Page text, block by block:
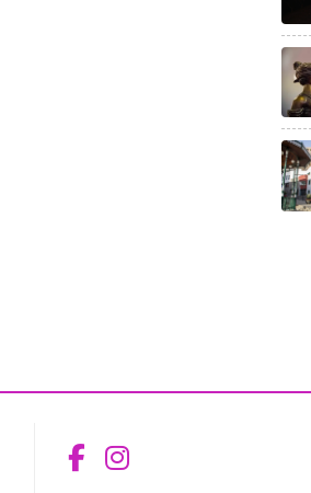
Aceder ao
Aceder ao